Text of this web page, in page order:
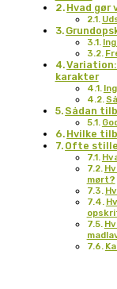
Hvad
karakter
Sådan
Hvilke
Ofte
mørt?